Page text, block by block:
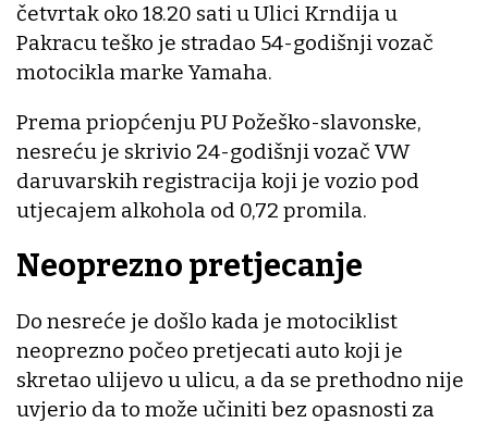
četvrtak oko 18.20 sati u Ulici Krndija u
Pakracu teško je stradao 54-godišnji vozač
motocikla marke Yamaha.
Prema priopćenju PU Požeško-slavonske,
nesreću je skrivio 24-godišnji vozač VW
daruvarskih registracija koji je vozio pod
utjecajem alkohola od 0,72 promila.
Neoprezno pretjecanje
Do nesreće je došlo kada je motociklist
neoprezno počeo pretjecati auto koji je
skretao ulijevo u ulicu, a da se prethodno nije
uvjerio da to može učiniti bez opasnosti za